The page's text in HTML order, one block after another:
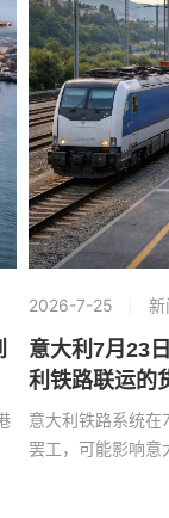
2026-7-25 新
意大利7月23
利铁路联运的
意大利铁路系统
罢工，可能影响